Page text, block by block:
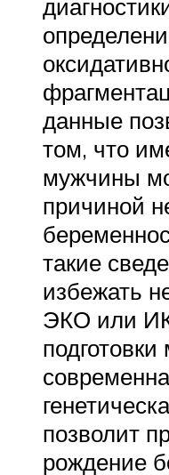
данные
том, что
мужчины
причиной
такие
избежать
ЭКО или
позволит
рождение